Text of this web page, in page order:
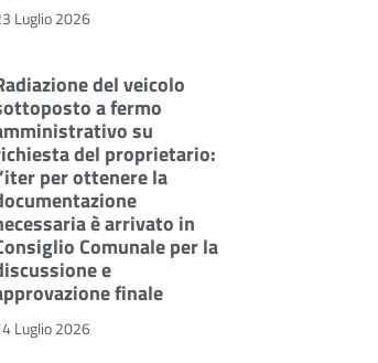
Luglio 2026
del veicolo
a fermo
su
del proprietario:
per ottenere la
è arrivato in
Comunale per la
e
finale
Luglio 2026